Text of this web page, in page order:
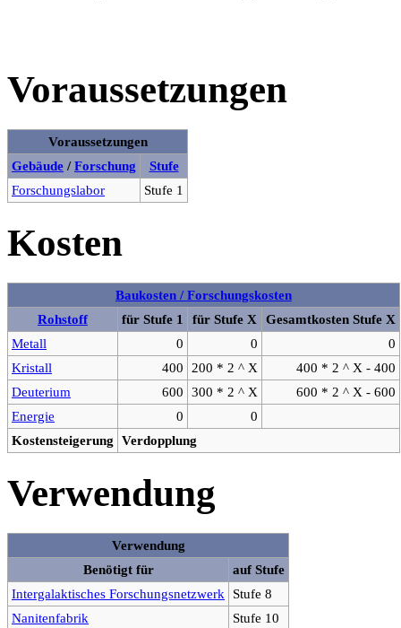
Voraussetzungen
Voraussetzungen
Gebäude /Forschung
Stufe
Forschungslabor
Stufe 1
Kosten
Baukosten / Forschungskosten
Rohstoff
für Stufe 1 für Stufe X
Gesamtkosten Stufe X
Metall
0 0
0
Kristall
400 200 * 2 ^ X
400 * 2 ^ X - 400
Deuterium
600 300 * 2 ^ X
600 * 2 ^ X - 600
Energie
0
0
Kostensteigerung Verdopplung
Verwendung
Verwendung
Benötigt für
auf Stufe
Intergalaktisches Forschungsnetzwerk
Stufe 8
Nanitenfabrik
Stufe 10